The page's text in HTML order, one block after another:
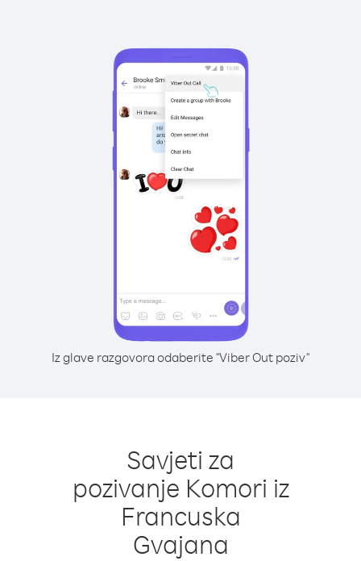
Iz glave razgovora odaberite "Viber Out poziv"
Savjeti za
pozivanje Komori iz
Francuska
Gvajana